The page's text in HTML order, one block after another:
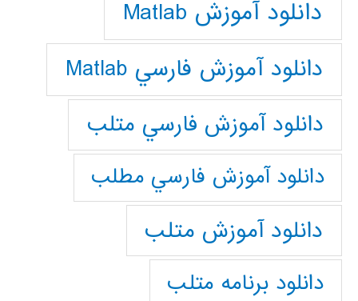
دانلود آموزش Matlab
دانلود آموزش فارسي Matlab
دانلود آموزش فارسي متلب
دانلود آموزش فارسي مطلب
دانلود آموزش متلب
دانلود برنامه متلب